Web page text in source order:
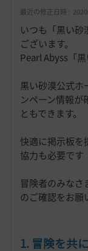
最近の修正日時 :
いつも「黒い砂
ございます。
Pearl Abyss「
黒い砂漠公式ホ
ンペーン情報が
ともできます。
快適に掲示板を
協力も必要です
冒険者のみな
のご確認をお願
1. 冒険を共